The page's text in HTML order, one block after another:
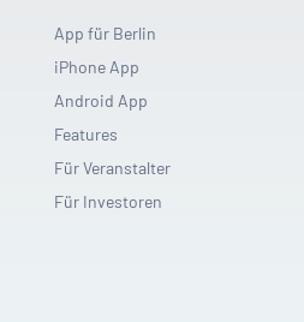
App für Berlin
iPhone App
Android App
Features
Für Veranstalter
Für Investoren